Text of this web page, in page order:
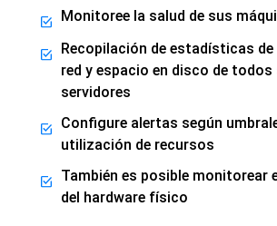
Monitoree la salud de sus
Recopilación de estadísticas de
red y espacio en disco de todos
servidores
Configure alertas según
utilización de recursos
También es posible monitorear
del hardware físico